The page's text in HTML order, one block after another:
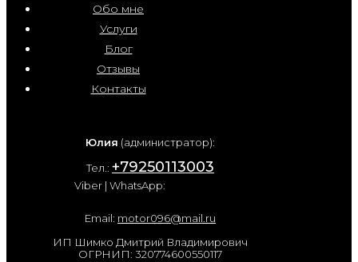
Обо мне
Услуги
Блог
Отзывы
Контакты
Юлия (администратор):
Тел.: +79250113003
Viber | WhatsApp:
Email: motor096@mail.ru
ИП Шимко Дмитрий Владимирович
ОГРНИП: 320774600550117